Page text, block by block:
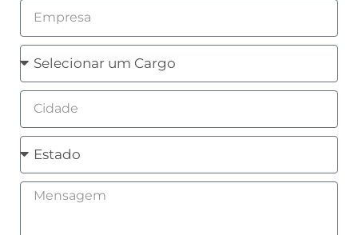
Empresa
Cargo
Cidade
Estado
Mensagem